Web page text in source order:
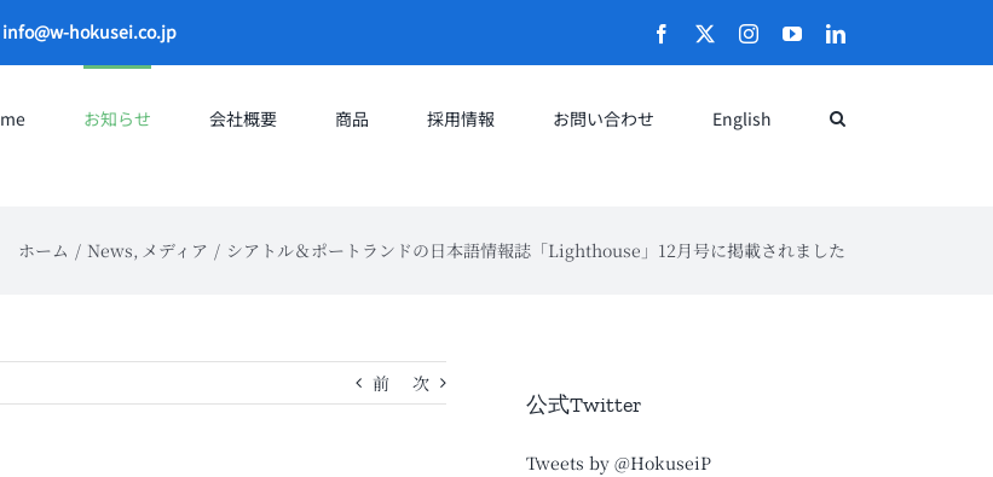
info@w-hokusei.co.jp Facebook InstagramYouTubeLinkedIn
お知らせ 会社概要 商品 採用情報 お問い合わせ English
ホーム News メディア シアトル＆ポートランドの日本語情報誌「Lighthouse」12月号に掲載されました
前 次
公式Twitter
Tweets by @HokuseiP